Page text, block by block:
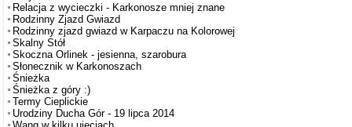
Relacja z wycieczki - Karkonosze mniej znane
Rodzinny Zjazd Gwiazd
Rodzinny zjazd gwiazd w Karpaczu na Kolorowej
Skalny Stół
Skoczna Orlinek - jesienna, szarobura
Słonecznik w Karkonoszach
Śnieżka
Śnieżka z góry :)
Termy Cieplickie
Urodziny Ducha Gór - 19 lipca 2014